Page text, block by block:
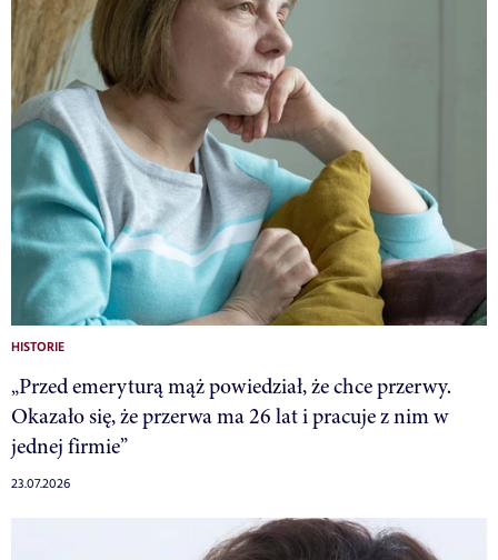
HISTORIE
„Przed emeryturą mąż powiedział, że chce przerwy.
Okazało się, że przerwa ma 26 lat i pracuje z nim w
jednej firmie”
23.07.2026